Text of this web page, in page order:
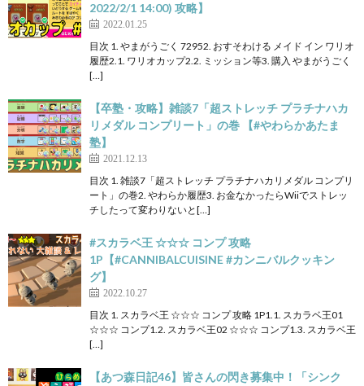
2022/2/1 14:00) 攻略】
2022.01.25
目次 1. やまがうごく 72952. おすそわける メイド イン ワリオ
履歴2.1. ワリオカップ2.2. ミッション等3. 購入 やまがうごく
[…]
【卒塾・攻略】雑談7「超ストレッチ プラチナハカ
リメダル コンプリート」の巻 【#やわらかあたま
塾】
2021.12.13
目次 1. 雑談7「超ストレッチ プラチナハカリメダル コンプリ
ート」の巻2. やわらか履歴3. お金なかったらWiiでストレッ
チしたって変わりないと[…]
#スカラベ王 ☆☆☆ コンプ 攻略
1P【#CANNIBALCUISINE #カンニバルクッキン
グ】
2022.10.27
目次 1. スカラベ王 ☆☆☆ コンプ 攻略 1P1.1. スカラベ王01
☆☆☆ コンプ1.2. スカラベ王02 ☆☆☆ コンプ1.3. スカラベ王
[…]
【あつ森日記46】皆さんの閃き募集中！「シンク